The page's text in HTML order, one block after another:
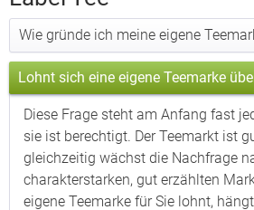
Wie gründe ich meine eigene
Lohnt sich eine eigene Teemarke
Diese Frage steht am Anfang fast
sie ist berechtigt. Der Teemarkt ist
gleichzeitig wächst die Nachfrage
charakterstarken, gut erzählten
eigene Teemarke für Sie lohnt,